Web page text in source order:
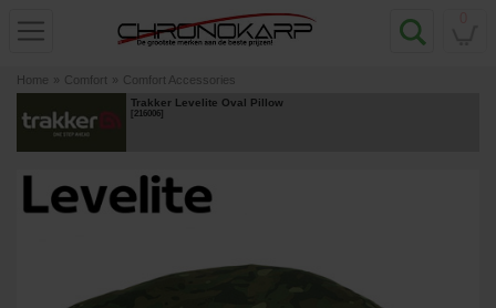
Home » Comfort » Comfort Accessories
Trakker Levelite Oval Pillow
[216006]